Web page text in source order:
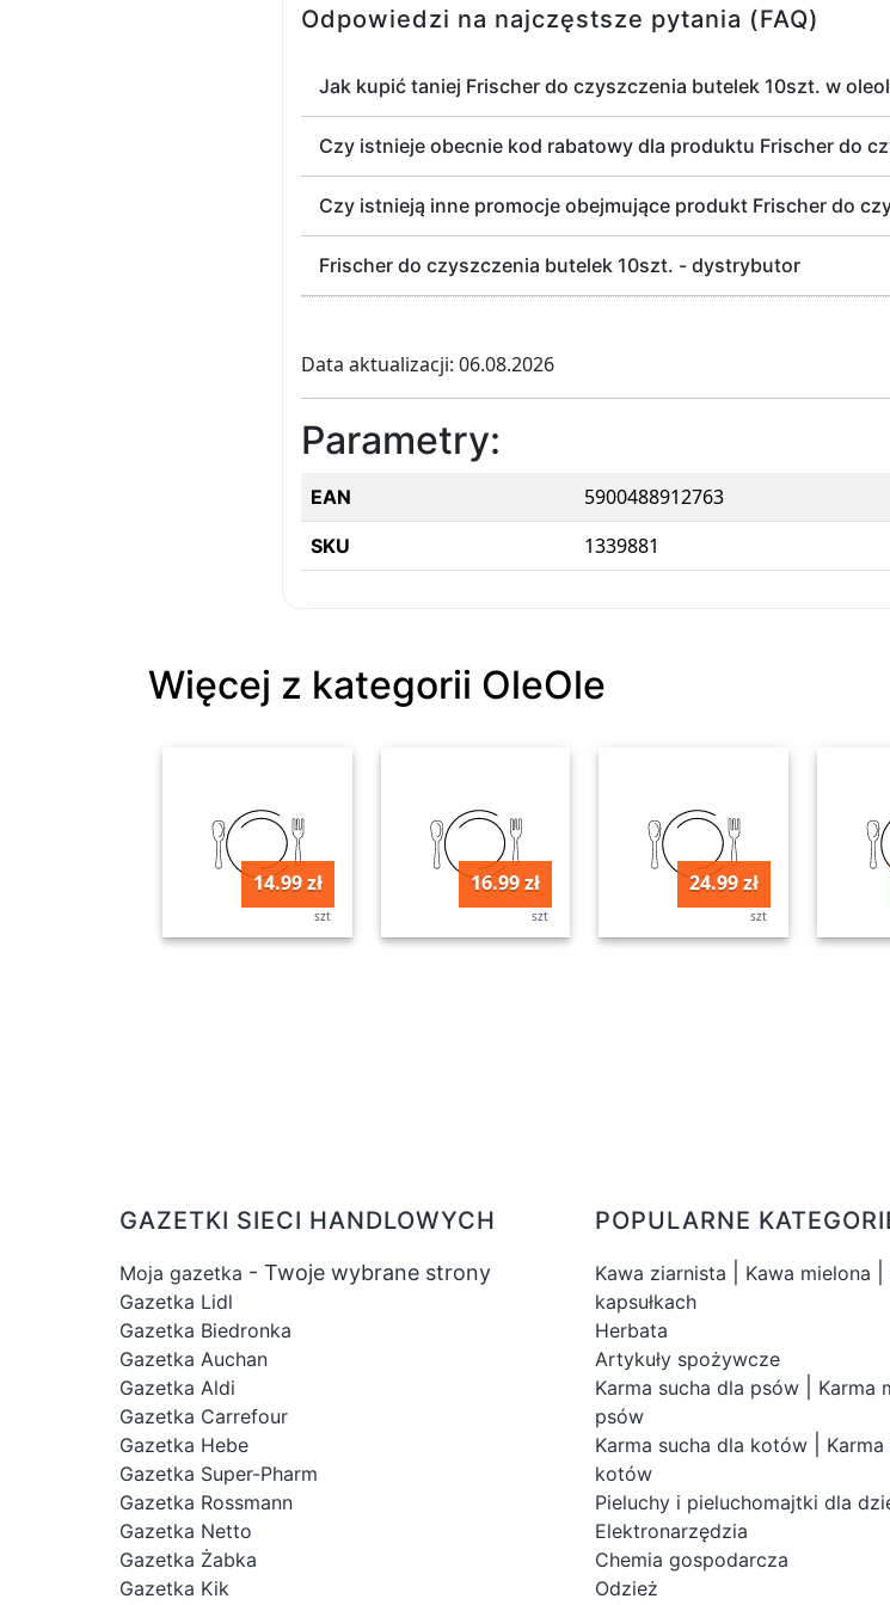
Odpowiedzi na najczęstsze pytania (FAQ)
Jak kupić taniej Frischer do czyszczenia butelek 10szt. w
Czy istnieje obecnie kod rabatowy dla produktu Frischer do
Czy istnieją inne promocje obejmujące produkt Frischer do
Frischer do czyszczenia butelek 10szt. - dystrybutor
Data aktualizacji: 06.08.2026
Parametry:
EAN 5900488912763
SKU 1339881
Więcej z kategorii OleOle
14.99 zł
szt
16.99 zł
szt
24.99 zł
szt
GAZETKI SIECI HANDLOWYCH
Moja gazetka - Twoje wybrane strony
Gazetka Lidl
Gazetka Biedronka
Gazetka Auchan
Gazetka Aldi
Gazetka Carrefour
Gazetka Hebe
Gazetka Super-Pharm
Gazetka Rossmann
Gazetka Netto
Gazetka Żabka
Gazetka Kik
POPULARNE
Kawa ziarnista Kawa mielona
kapsułkach
Herbata
Artykuły spożywcze
Karma sucha dla psów
Karma
psów
Karma sucha dla kotów
kotów
Pieluchy i pieluchomajtki dla
Elektronarzędzia
Chemia gospodarcza
Odzież